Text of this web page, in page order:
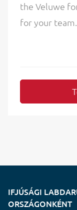
the Veluwe
for your team.
IFJÚSÁGI
ORSZÁGONKÉNT